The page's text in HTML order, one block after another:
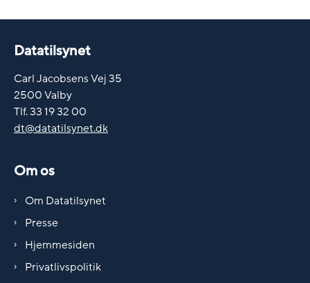
Datatilsynet
Carl Jacobsens Vej 35
2500 Valby
Tlf. 33 19 32 00
dt@datatilsynet.dk
Om os
Om Datatilsynet
Presse
Hjemmesiden
Privatlivspolitik